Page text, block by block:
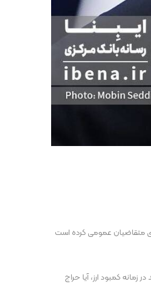
متقاضیان عمومی کرده است
کمبود ارز، آیا حراج